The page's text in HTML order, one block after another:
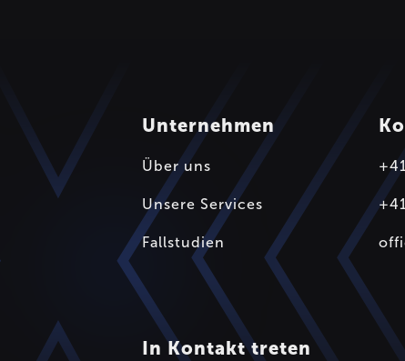
Unternehmen
Über uns
Unsere Services
Fallstudien
In Kontakt treten